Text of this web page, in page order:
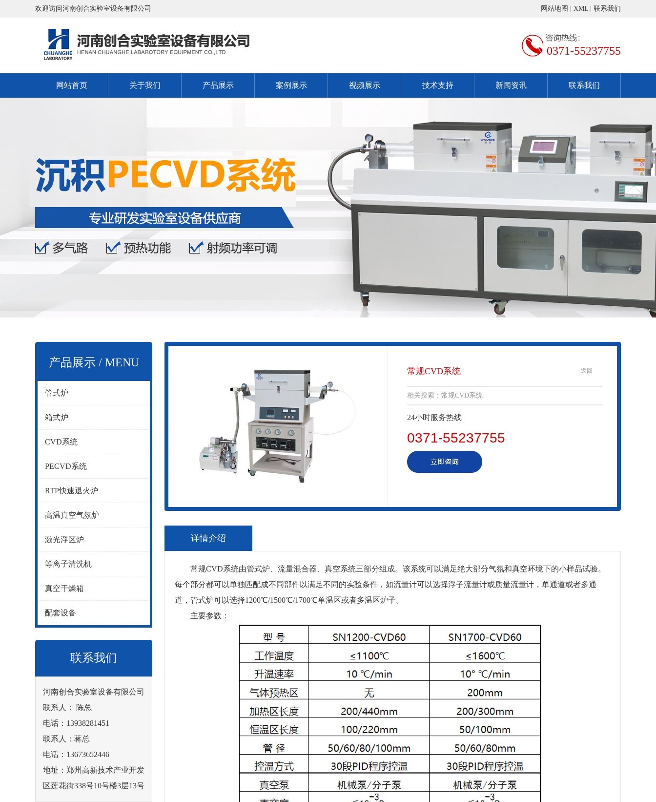
欢迎访问河南创合实验室设备有限公司 网站地图 XML 联系我们
0371-55237755
网站首页 关于我们 产品展示 案例展示 视频展示 技术支持 新闻资讯 联系我们
产品展示 / MENU
管式炉
箱式炉
CVD系统
PECVD系统
RTP快速退火炉
高温真空气氛炉
激光浮区炉
等离子清洗机
真空干燥箱
配套设备
联系我们
河南创合实验室设备有限公司
联系人： 陈总
电话：13938281451
联系人：蒋总
电话：13673652446
地址：郑州高新技术产业开发
区莲花街338号10号楼3层13号
常规CVD系统 返回
相关搜索：常规CVD系统
24小时服务热线
0371-55237755
详情介绍
常规CVD系统由管式炉、流量混合器、真空系统三部分组成。该系统可以满足绝大部分气氛和真空环境下的小样品试验。
每个部分都可以单独匹配成不同部件以满足不同的实验条件，如流量计可以选择浮子流量计或质量流量计，单通道或者多通
道，管式炉可以选择1200℃/1500℃/1700℃单温区或者多温区炉子。
主要参数：